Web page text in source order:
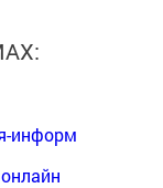
информ